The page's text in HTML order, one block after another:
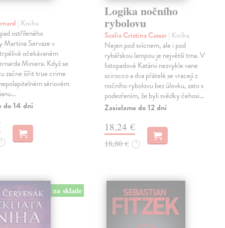
| Kniha
ostříleného
Martina Servaze v
očekávaném
Miniera. Když se
začne šířit true crime
sériovém
do 14 dní
?
Logika nočního
rybolovu
Scalia Cristina Cassar| Kniha
Nejen pod svícnem, ale i pod
rybářskou lampou je největší tma. V
listopadové Katánii nezvykle vane
scirocco a dva přátelé se vracejí z
nočního rybolovu bez úlovku, zato s
podezřením, že byli svědky čehosi…
Zasielame do 12 dní
18,24 €
18,80 € ?
na sklade